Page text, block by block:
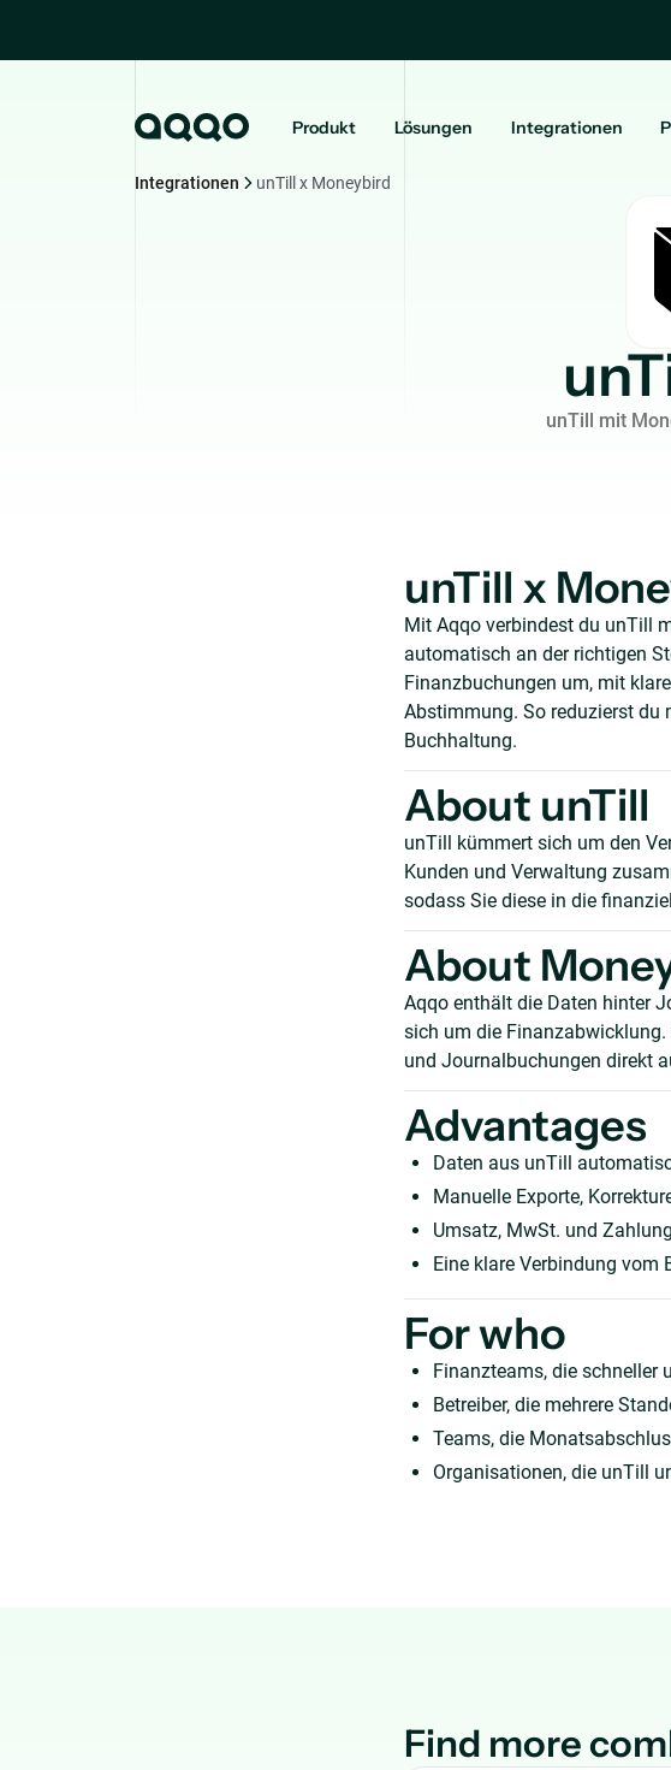
Produkt Lösungen Integrationen
Integrationen unTill x Moneybird
unTill mit
unTill x
Mit Aqqo verbindest du unTill
automatisch an der richtigen
Finanzbuchungen um, mit
Abstimmung. So reduzierst du
Buchhaltung.
About unTill
unTill kümmert sich um den
Kunden und Verwaltung
sodass Sie diese in die
About
Aqqo enthält die Daten hinter
sich um die Finanzabwicklung.
und Journalbuchungen direkt
Advantages
Daten aus unTill
Manuelle Exporte,
Umsatz, MwSt. und
Eine klare Verbindung
For who
Finanzteams, die schneller
Betreiber, die mehrere
Teams, die
Organisationen, die unTill
Find more